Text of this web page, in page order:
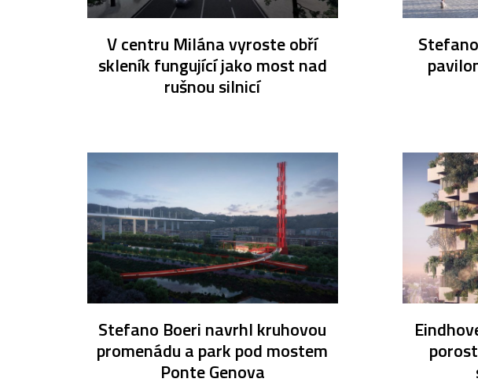
V centru Milána vyroste obří
skleník fungující jako most nad
rušnou silnicí
Stefano Boeri navrhl kruhovou
promenádu a park pod mostem
Ponte Genova